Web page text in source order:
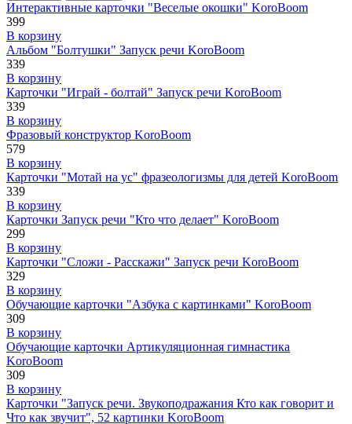
Интерактивные карточки "Веселые окошки" KoroBoom
399
В корзину
Альбом "Болтушки" Запуск речи KoroBoom
339
В корзину
Карточки "Играй - болтай" Запуск речи KoroBoom
339
В корзину
Фразовый конструктор KoroBoom
579
В корзину
Карточки "Мотай на ус" фразеологизмы для детей KoroBoom
339
В корзину
Карточки Запуск речи "Кто что делает" KoroBoom
299
В корзину
Карточки "Сложи - Расскажи" Запуск речи KoroBoom
329
В корзину
Обучающие карточки "Азбука с картинками" KoroBoom
309
В корзину
Обучающие карточки Артикуляционная гимнастика
KoroBoom
309
В корзину
Карточки "Запуск речи. Звукоподражания Кто как говорит и
Что как звучит", 52 картинки KoroBoom